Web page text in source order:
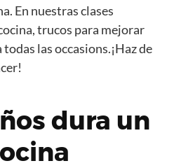
En nuestras clases
trucos para mejorar
las occasions.¡Haz de
dura un